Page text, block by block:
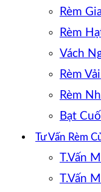
Rèm
Rèm
Vách
Rèm
Rèm
Bạt
Tư Vấn Rèm
T.Vấn
T.Vấn